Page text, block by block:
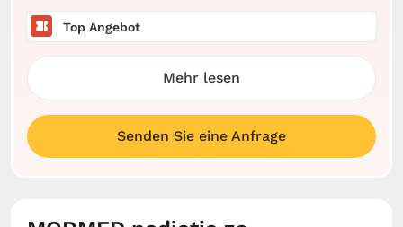
Top Angebot
Mehr lesen
Senden Sie eine Anfrage